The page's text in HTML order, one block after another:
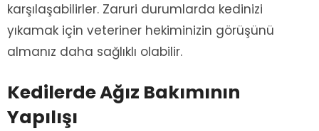
karşılaşabilirler. Zaruri durumlarda kedinizi
yıkamak için veteriner hekiminizin görüşünü
almanız daha sağlıklı olabilir.
Kedilerde Ağız Bakımının
Yapılışı